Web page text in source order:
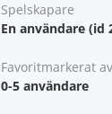
Spelskapare
En användare (id
Favoritmarkerat av
0-5 användare